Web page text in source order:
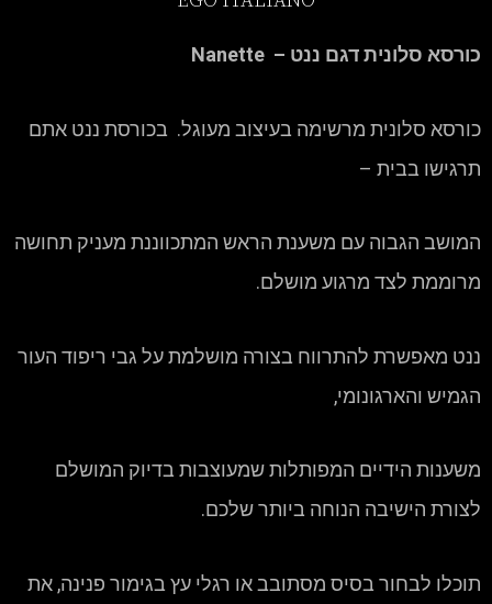
כורסא סלונית דגם ננט – Nanette
כורסא סלונית מרשימה בעיצוב מעוגל. בכורסת ננט אתם
תרגישו בבית –
המושב הגבוה עם משענת הראש המתכווננת מעניק תחושה
מרוממת לצד מרגוע מושלם.
ננט מאפשרת להתרווח בצורה מושלמת על גבי ריפוד העור
הגמיש והארגונומי,
משענות הידיים המפותלות שמעוצבות בדיוק המושלם
לצורת הישיבה הנוחה ביותר שלכם.
תוכלו לבחור בסיס מסתובב או רגלי עץ בגימור פנינה, את